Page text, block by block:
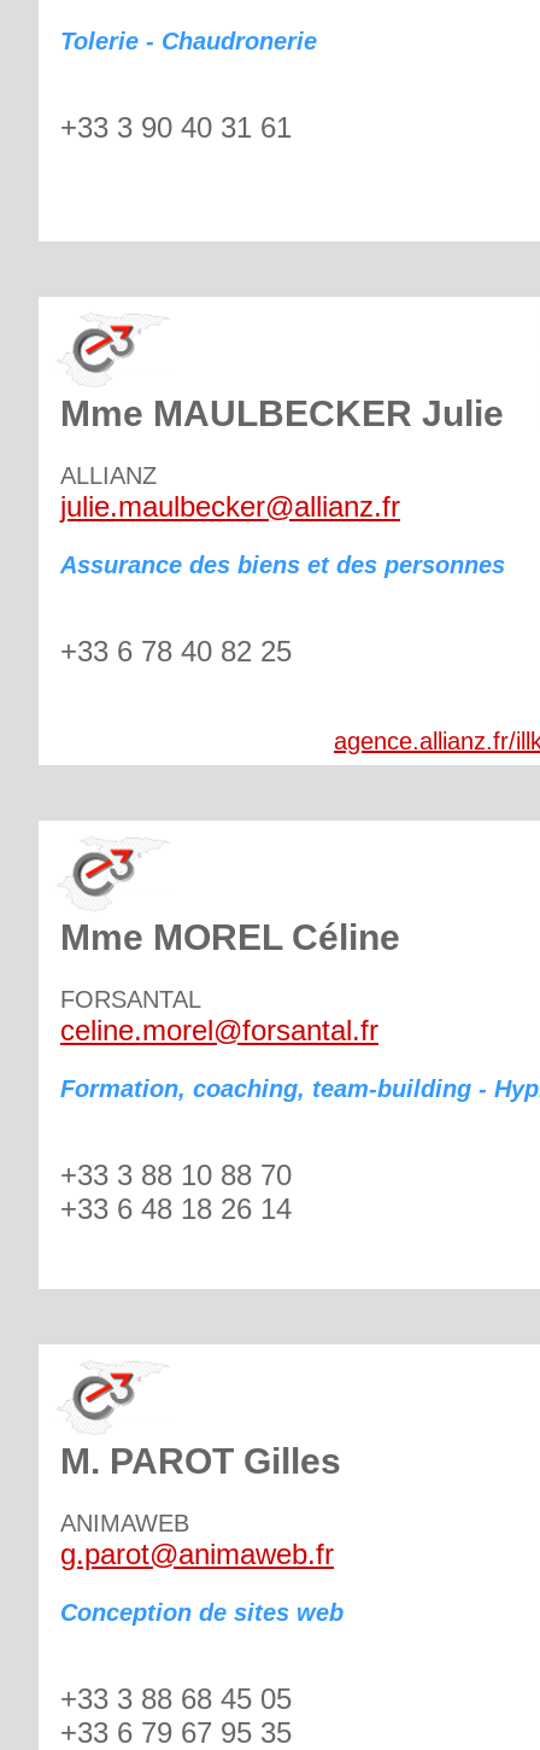
Tolerie - Chaudronerie
+33 3 90 40 31 61
Mme MAULBECKER Julie
ALLIANZ
julie.maulbecker@allianz.fr
Assurance des biens et des personnes
+33 6 78 40 82 25
agence.allianz.fr/
Mme MOREL Céline
FORSANTAL
celine.morel@forsantal.fr
Formation, coaching, team-building -
+33 3 88 10 88 70
+33 6 48 18 26 14
M. PAROT Gilles
ANIMAWEB
g.parot@animaweb.fr
Conception de sites web
+33 3 88 68 45 05
+33 6 79 67 95 35